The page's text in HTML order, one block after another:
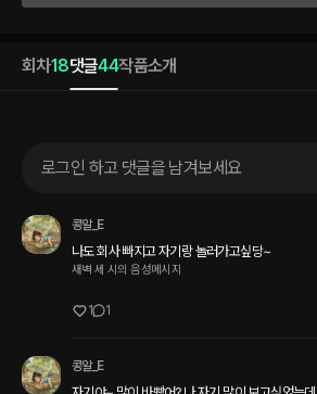
회차18댓글44작품소개
로그인 하고 댓글을 남겨보세요
콩알_E
나도 회사 빠지고 자기랑 놀러가고싶당~
새벽 세 시의 음성메시지
1 1
콩알_E